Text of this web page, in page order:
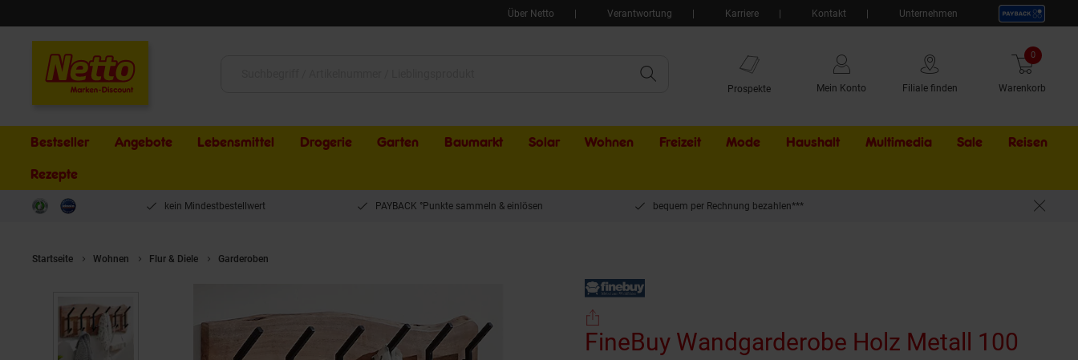
Über Netto Verantwortung Karriere Kontakt Unternehmen
Prospekte Mein Konto Filiale finden Warenkorb
0 Artikel
Bestseller Angebote Lebensmittel Drogerie Garten Baumarkt Solar Wohnen Freizeit Mode Haushalt Multimedia Sale Externer
Reisen
Rezepte
kein Mindestbestellwert PAYBACK °Punkte sammeln & einlösen bequem per Rechnung bezahlen***
Startseite Wohnen Flur & Diele Garderoben
FineBuy Wandgarderobe Holz Metall 100